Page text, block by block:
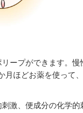
ープができます。慢
月ほどお薬を使って
激、便成分の化学的